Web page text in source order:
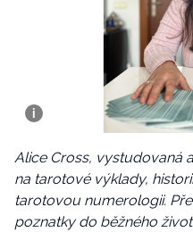
Alice Cross, vystudovaná
na tarotové výklady,
tarotovou numerologii.
poznatky do běžného